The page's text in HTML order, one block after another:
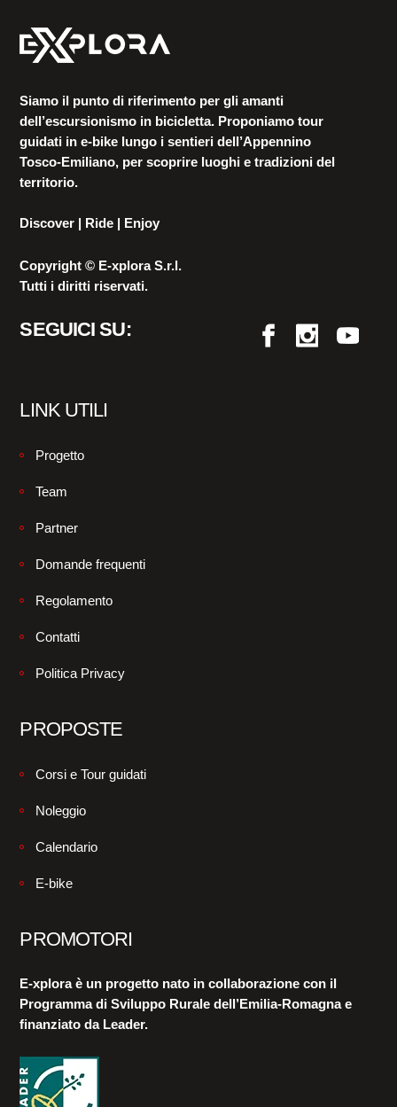
Siamo il punto di riferimento per gli amanti
dell’escursionismo in bicicletta. Proponiamo tour
guidati in e-bike lungo i sentieri dell’Appennino
Tosco-Emiliano, per scoprire luoghi e tradizioni del
territorio.
Discover | Ride | Enjoy
Copyright © E-xplora S.r.l.
Tutti i diritti riservati.
SEGUICI SU:
LINK UTILI
Progetto
Team
Partner
Domande frequenti
Regolamento
Contatti
Politica Privacy
PROPOSTE
Corsi e Tour guidati
Noleggio
Calendario
E-bike
PROMOTORI
E-xplora è un progetto nato in collaborazione con il
Programma di Sviluppo Rurale dell’Emilia-Romagna e
finanziato da Leader.